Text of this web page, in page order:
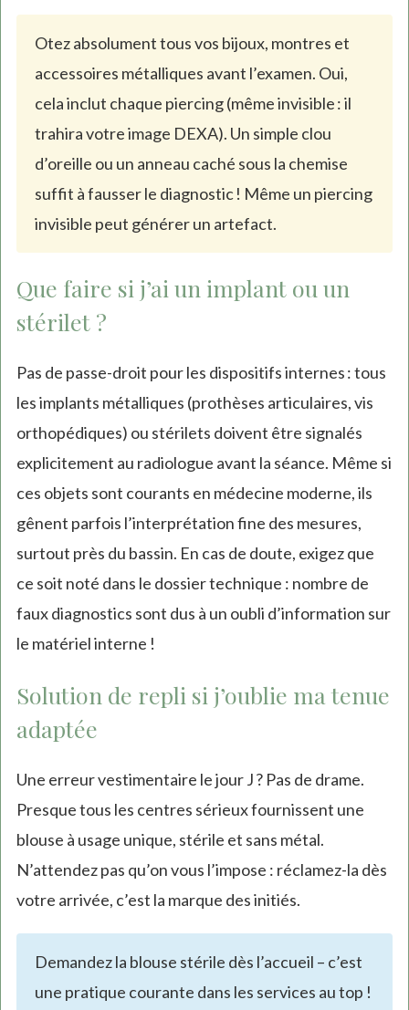
Otez absolument tous vos bijoux, montres et
accessoires métalliques avant l’examen. Oui,
cela inclut chaque piercing (même invisible : il
trahira votre image DEXA). Un simple clou
d’oreille ou un anneau caché sous la chemise
suffit à fausser le diagnostic ! Même un piercing
invisible peut générer un artefact.
Que faire si j’ai un implant ou un
stérilet ?
Pas de passe-droit pour les dispositifs internes : tous
les implants métalliques (prothèses articulaires, vis
orthopédiques) ou stérilets doivent être signalés
explicitement au radiologue avant la séance. Même si
ces objets sont courants en médecine moderne, ils
gênent parfois l’interprétation fine des mesures,
surtout près du bassin. En cas de doute, exigez que
ce soit noté dans le dossier technique : nombre de
faux diagnostics sont dus à un oubli d’information sur
le matériel interne !
Solution de repli si j’oublie ma tenue
adaptée
Une erreur vestimentaire le jour J ? Pas de drame.
Presque tous les centres sérieux fournissent une
blouse à usage unique, stérile et sans métal.
N’attendez pas qu’on vous l’impose : réclamez-la dès
votre arrivée, c’est la marque des initiés.
Demandez la blouse stérile dès l’accueil – c’est
une pratique courante dans les services au top !